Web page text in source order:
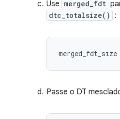
Use merged_fdt
dtc_totalsize() :
merged_fdt_size
Passe o DT